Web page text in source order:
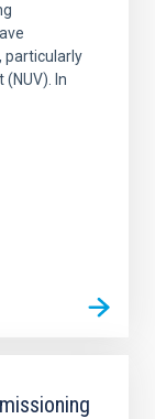
particularly
In